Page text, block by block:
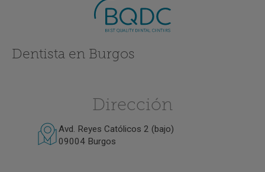
Dentista en Burgos
Dirección
Avd. Reyes Católicos 2 (bajo)
09004 Burgos